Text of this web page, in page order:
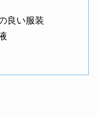
良い服装